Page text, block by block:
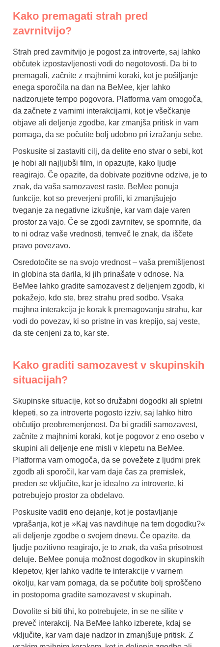
Kako premagati strah pred
zavrnitvijo?
Strah pred zavrnitvijo je pogost za introverte, saj lahko
občutek izpostavljenosti vodi do negotovosti. Da bi to
premagali, začnite z majhnimi koraki, kot je pošiljanje
enega sporočila na dan na BeMee, kjer lahko
nadzorujete tempo pogovora. Platforma vam omogoča,
da začnete z varnimi interakcijami, kot je všečkanje
objave ali deljenje zgodbe, kar zmanjša pritisk in vam
pomaga, da se počutite bolj udobno pri izražanju sebe.
Poskusite si zastaviti cilj, da delite eno stvar o sebi, kot
je hobi ali najljubši film, in opazujte, kako ljudje
reagirajo. Če opazite, da dobivate pozitivne odzive, je to
znak, da vaša samozavest raste. BeMee ponuja
funkcije, kot so preverjeni profili, ki zmanjšujejo
tveganje za negativne izkušnje, kar vam daje varen
prostor za vajo. Če se zgodi zavrnitev, se spomnite, da
to ni odraz vaše vrednosti, temveč le znak, da iščete
pravo povezavo.
Osredotočite se na svojo vrednost – vaša premišljenost
in globina sta darila, ki jih prinašate v odnose. Na
BeMee lahko gradite samozavest z deljenjem zgodb, ki
pokažejo, kdo ste, brez strahu pred sodbo. Vsaka
majhna interakcija je korak k premagovanju strahu, kar
vodi do povezav, ki so pristne in vas krepijo, saj veste,
da ste cenjeni za to, kar ste.
Kako graditi samozavest v skupinskih
situacijah?
Skupinske situacije, kot so družabni dogodki ali spletni
klepeti, so za introverte pogosto izziv, saj lahko hitro
občutijo preobremenjenost. Da bi gradili samozavest,
začnite z majhnimi koraki, kot je pogovor z eno osebo v
skupini ali deljenje ene misli v klepetu na BeMee.
Platforma vam omogoča, da se povežete z ljudmi prek
zgodb ali sporočil, kar vam daje čas za premislek,
preden se vključite, kar je idealno za introverte, ki
potrebujejo prostor za obdelavo.
Poskusite vaditi eno dejanje, kot je postavljanje
vprašanja, kot je »Kaj vas navdihuje na tem dogodku?«
ali deljenje zgodbe o svojem dnevu. Če opazite, da
ljudje pozitivno reagirajo, je to znak, da vaša prisotnost
deluje. BeMee ponuja možnost dogodkov in skupinskih
klepetov, kjer lahko vadite te interakcije v varnem
okolju, kar vam pomaga, da se počutite bolj sproščeno
in postopoma gradite samozavest v skupinah.
Dovolite si biti tihi, ko potrebujete, in se ne silite v
preveč interakcij. Na BeMee lahko izberete, kdaj se
vključite, kar vam daje nadzor in zmanjšuje pritisk. Z